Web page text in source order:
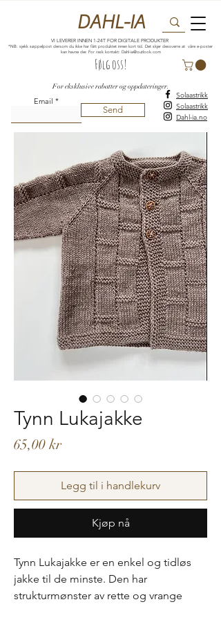
VI LEVERER INNEN 1-24T FOR DIGITALE PRODUKTER
*NB: sjekk søppelpost dersom du ikke har fått produktet innen kort tid. Det skjer dessverre at våre e-poster
kan havne der. For rask kontakt: Dahl-ia@outlook.com
DAHL-IA
For eksklusive rabatter og oppdateringer.
Følg oss!
Email
Send
Solaastrikk
Solaastrikk
Dahl-ia.no
Tynn Lukajakke
65,00 krPris
Legg til i handlekurv
Kjøp nå
Tynn Lukajakke er en enkel og tidløs
jakke til de minste. Den har
strukturmønster av rette og vrange